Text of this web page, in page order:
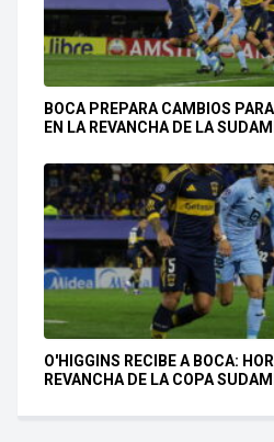
BOCA PREPARA CAMBIOS
EN LA REVANCHA DE LA
O'HIGGINS RECIBE A BOCA:
REVANCHA DE LA COPA